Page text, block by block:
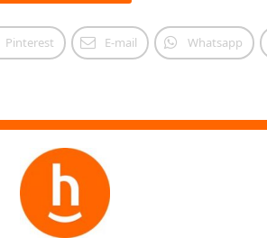
Pinterest E-mail Whatsapp